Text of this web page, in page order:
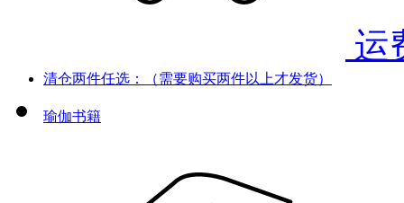
运
清仓两件任选：（需要购买两件以上才发货）
瑜伽书籍